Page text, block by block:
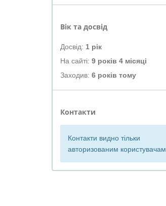
Вік та досвід
Досвід: 1 рік
На сайті: 9 років 4 місяці
Заходив: 6 років тому
Контакти
Контакти видно тільки
авторизованим користувачам